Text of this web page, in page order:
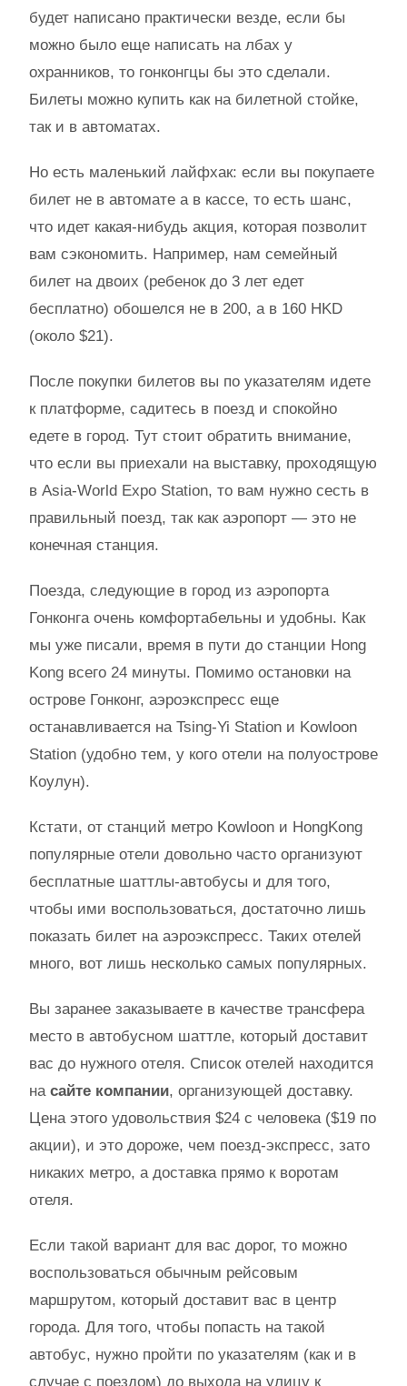
будет написано практически везде, если бы
можно было еще написать на лбах у
охранников, то гонконгцы бы это сделали.
Билеты можно купить как на билетной стойке,
так и в автоматах.
Но есть маленький лайфхак: если вы покупаете
билет не в автомате а в кассе, то есть шанс,
что идет какая-нибудь акция, которая позволит
вам сэкономить. Например, нам семейный
билет на двоих (ребенок до 3 лет едет
бесплатно) обошелся не в 200, а в 160 HKD
(около $21).
После покупки билетов вы по указателям идете
к платформе, садитесь в поезд и спокойно
едете в город. Тут стоит обратить внимание,
что если вы приехали на выставку, проходящую
в Asia-World Expo Station, то вам нужно сесть в
правильный поезд, так как аэропорт — это не
конечная станция.
Поезда, следующие в город из аэропорта
Гонконга очень комфортабельны и удобны. Как
мы уже писали, время в пути до станции Hong
Kong всего 24 минуты. Помимо остановки на
острове Гонконг, аэроэкспресс еще
останавливается на Tsing-Yi Station и Kowloon
Station (удобно тем, у кого отели на полуострове
Коулун).
Кстати, от станций метро Kowloon и HongKong
популярные отели довольно часто организуют
бесплатные шаттлы-автобусы и для того,
чтобы ими воспользоваться, достаточно лишь
показать билет на аэроэкспресс. Таких отелей
много, вот лишь несколько самых популярных.
Вы заранее заказываете в качестве трансфера
место в автобусном шаттле, который доставит
вас до нужного отеля. Список отелей находится
на сайте компании, организующей доставку.
Цена этого удовольствия $24 с человека ($19 по
акции), и это дороже, чем поезд-экспресс, зато
никаких метро, а доставка прямо к воротам
отеля.
Если такой вариант для вас дорог, то можно
воспользоваться обычным рейсовым
маршрутом, который доставит вас в центр
города. Для того, чтобы попасть на такой
автобус, нужно пройти по указателям (как и в
случае с поездом) до выхода на улицу к